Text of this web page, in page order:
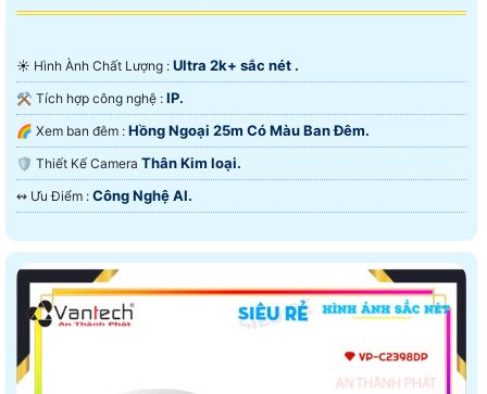
☀️ Hình Ành Chất Lượng : Ultra 2k+ sắc nét .
⚒ Tích hợp công nghệ : IP.
🌈 Xem ban đêm : Hồng Ngoại 25m Có Màu Ban Ðêm.
🛡 Thiết Kế Camera Thân Kim loại.
️↭ Ưu Điểm : Công Nghệ AI.